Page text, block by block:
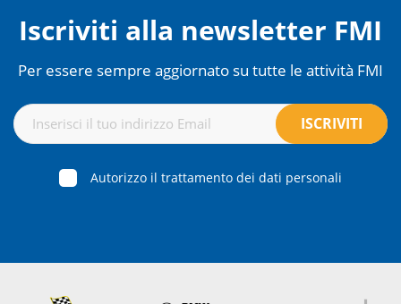
Iscriviti alla newsletter FMI
Per essere sempre aggiornato su tutte le attività FMI
Autorizzo il trattamento dei dati personali